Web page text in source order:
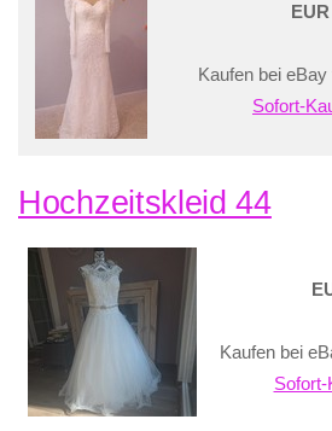
Kaufen bei
Sofort-
Hochzeitskleid 44
Kaufen bei
Sofort-